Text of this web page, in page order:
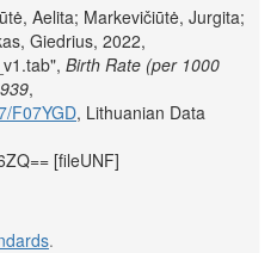
Aelita; Markevičiūtė, Jurgita;
Giedrius, 2022,
Birth Rate (per 1000
,
F07YGD, Lithuanian Data
[fileUNF]
.